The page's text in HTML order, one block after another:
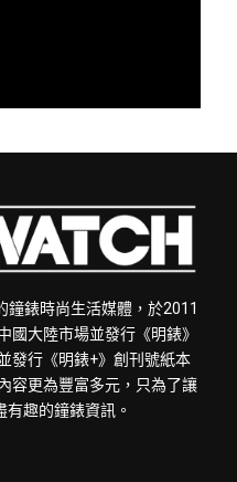
鐘錶時尚生活媒體，於2011
國大陸市場並發行《明錶》
發行《明錶+》創刊號紙本
容更為豐富多元，只為了讓
趣的鐘錶資訊。